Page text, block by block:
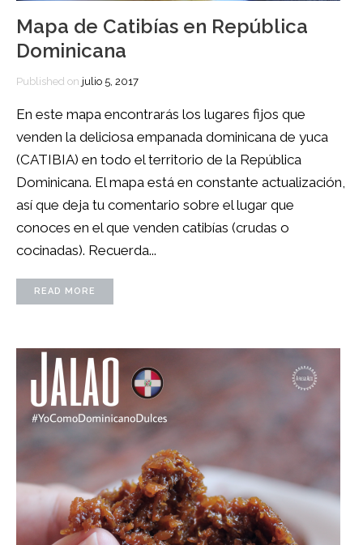
Mapa de Catibías en República
Dominicana
Published on julio 5, 2017
En este mapa encontrarás los lugares fijos que
venden la deliciosa empanada dominicana de yuca
(CATIBIA) en todo el territorio de la República
Dominicana. El mapa está en constante actualización,
así que deja tu comentario sobre el lugar que
conoces en el que venden catibías (crudas o
cocinadas). Recuerda...
READ MORE